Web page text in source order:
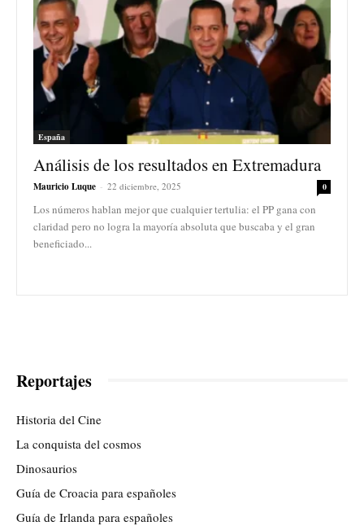
España
Análisis de los resultados en Extremadura
Mauricio Luque - 22 diciembre, 2025 0
Los números hablan mejor que cualquier tertulia: el PP gana con
claridad pero no logra la mayoría absoluta que buscaba y el gran
beneficiado...
Reportajes
Historia del Cine
La conquista del cosmos
Dinosaurios
Guía de Croacia para españoles
Guía de Irlanda para españoles